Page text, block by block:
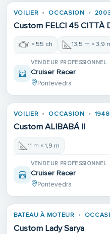
VOILIER OCCASION
Custom FELCI 45 CITTÀ
1 × 55 ch 13,5 m × 3,9
VENDEUR PROFESSIONNEL
Cruiser Racer
Pontevedra
VOILIER OCCASION 1948
Custom ALIBABÁ II
11 m × 1,9 m
VENDEUR PROFESSIONNEL
Cruiser Racer
Pontevedra
BATEAU À MOTEUR
Custom Lady Sarya